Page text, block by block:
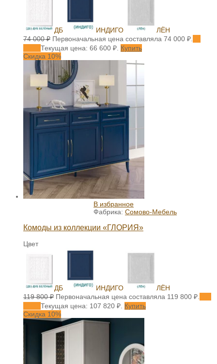
ДБ ИНДИГО
ЛЁН
74 000₽ Первоначальная цена составляла 74 000 ₽.
Текущая цена: 66 600 ₽. Купить
Скидка 10%
В избранное
Фабрика: Сомово-Мебель
Комоды из коллекции «ГЛОРИЯ»
Цвет
ДБ ИНДИГО
ЛЁН
119 800₽ Первоначальная цена составляла 119 800 ₽.
Текущая цена: 107 820 ₽. Купить
Скидка 10%